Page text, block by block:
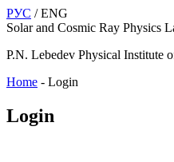
РУС / ENG
Solar and Cosmic Ray Physics
P.N. Lebedev Physical Institute
Home - Login
Login